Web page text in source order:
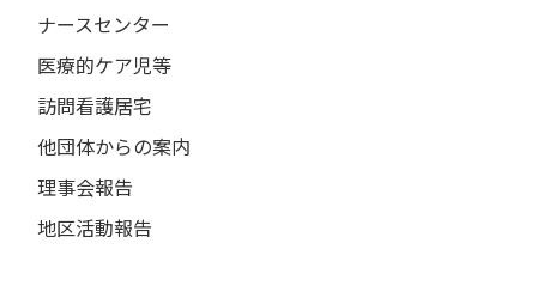
ナースセンター
医療的ケア児等
訪問看護居宅
他団体からの案内
理事会報告
地区活動報告